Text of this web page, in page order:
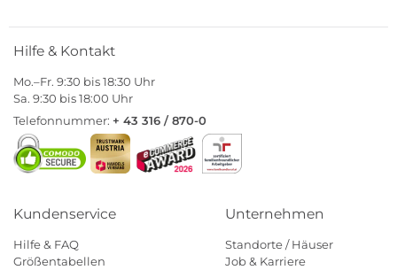
Hilfe & Kontakt
Mo.–Fr. 9:30 bis 18:30 Uhr
Sa. 9:30 bis 18:00 Uhr
Telefonnummer: + 43 316 / 870-0
Kundenservice
Hilfe & FAQ
Größentabellen
Unternehmen
Standorte / Häuser
Job & Karriere